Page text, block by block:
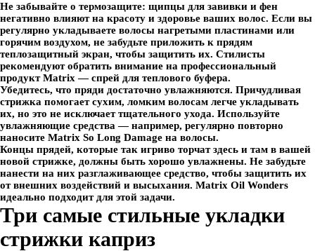
Не забывайте о термозащите: щипцы для завивки и фен
негативно влияют на красоту и здоровье ваших волос. Если вы
регулярно укладываете волосы нагретыми пластинами или
горячим воздухом, не забудьте приложить к прядям
теплозащитный экран, чтобы защитить их. Стилисты
рекомендуют обратить внимание на профессиональный
продукт Matrix — спрей для теплового буфера.
Убедитесь, что пряди достаточно увлажняются. Причудливая
стрижка помогает сухим, ломким волосам легче укладывать
их, но это не исключает тщательного ухода. Используйте
увлажняющие средства — например, регулярно повторно
наносите Matrix So Long Damage на волосы.
Концы прядей, которые так игриво торчат здесь и там в вашей
новой стрижке, должны быть хорошо увлажнены. Не забудьте
нанести на них разглаживающее средство, чтобы защитить их
от внешних воздействий и высыхания. Matrix Oil Wonders
идеально подходит для этой задачи.
Три самые стильные укладки
стрижки каприз